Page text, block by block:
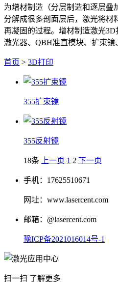
为增材制造（分层制造和逐层叠
分解成很多剖面层后，激光将材
再凝固的过程。增材制造激光3D
激光器、QBH准直模块、扩束镜
首页 > 3D打印
355扩束镜
355反射镜
18条 上一页 1 2 下一页
手机：17625510671
网址：www.lasercent.com
邮箱：@lasercent.com
豫ICP备2021016014号-1
扫一扫 了解更多